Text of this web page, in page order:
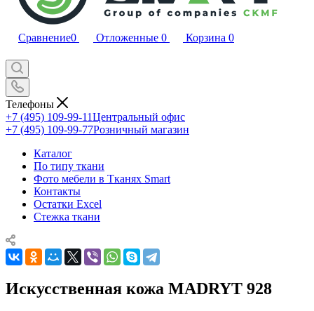
Сравнение0 Отложенные 0 Корзина 0
Телефоны
+7 (495) 109-99-11Центральный офис
+7 (495) 109-99-77Розничный магазин
Каталог
По типу ткани
Фото мебели в Тканях Smart
Контакты
Остатки Excel
Стежка ткани
Искусственная кожа MADRYT 928